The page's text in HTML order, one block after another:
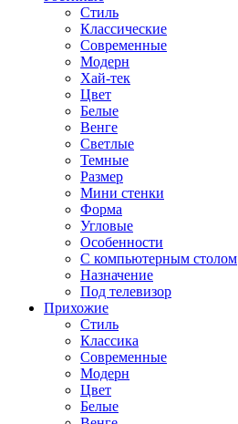
Стиль
Классические
Современные
Модерн
Хай-тек
Цвет
Белые
Венге
Светлые
Темные
Размер
Мини стенки
Форма
Угловые
Особенности
С компьютерным столом
Назначение
Под телевизор
Прихожие
Стиль
Классика
Современные
Модерн
Цвет
Белые